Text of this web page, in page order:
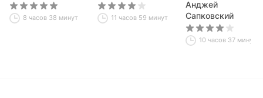
8 часов 38 минут 11 часов 59 минут
Анджей
Сапковский
10 часов 37 минут